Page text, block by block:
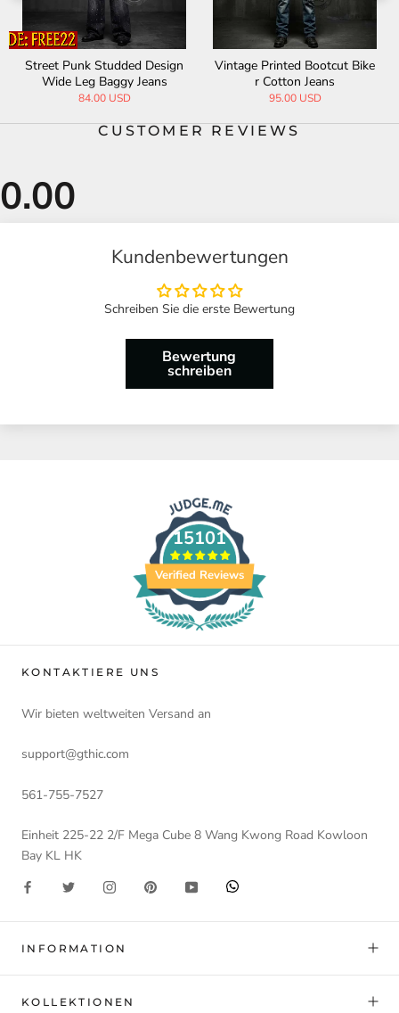
Street Punk Studded Design
Wide Leg Baggy Jeans
84.00 USD
Vintage Printed Bootcut Bike
r Cotton Jeans
95.00 USD
CUSTOMER REVIEWS
Kundenbewertungen
Schreiben Sie die erste Bewertung
Bewertung
schreiben
15101
Verified Reviews
KONTAKTIERE UNS
Wir bieten weltweiten Versand an
support@gthic.com
561-755-7527
Einheit 225-22 2/F Mega Cube 8 Wang Kwong Road Kowloon
Bay KL HK
INFORMATION
KOLLEKTIONEN